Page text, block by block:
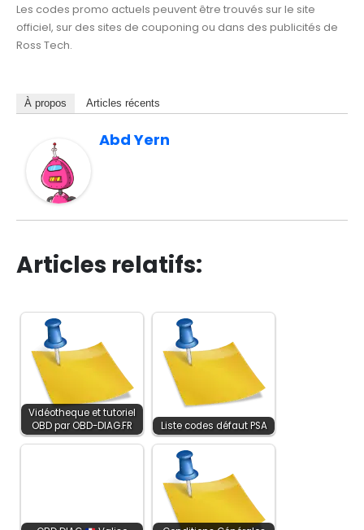
Les codes promo actuels peuvent être trouvés sur le site
officiel, sur des sites de couponing ou dans des publicités de
Ross Tech.
À propos Articles récents
Abd Yern
Articles relatifs:
Vidéotheque et tutoriel
OBD par OBD-DIAG.FR
Liste codes défaut PSA